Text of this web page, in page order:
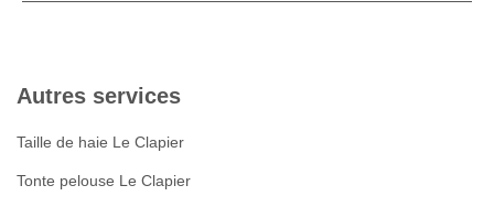
Autres services
Taille de haie Le Clapier
Tonte pelouse Le Clapier